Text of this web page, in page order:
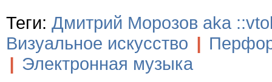
Теги: Дмитрий Морозов aka
Визуальное искусство |
| Электронная музыка